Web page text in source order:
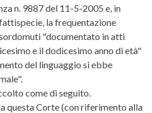
n. 9887 del 11-5-2005 e, in
la frequentazione
"documentato in atti
e il dodicesimo anno di età"
del linguaggio si ebbe
come di seguito.
questa Corte (con riferimento alla